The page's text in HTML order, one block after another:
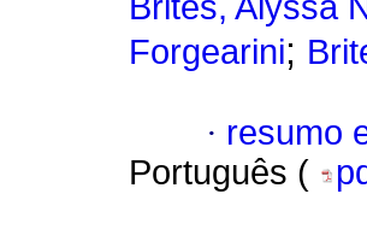
Forgearini;
· resumo
Português (